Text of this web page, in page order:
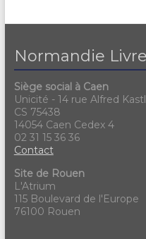
Normandie
Siège social à Caen
Unicité - 14 rue Alfred
CS 75438
14054 Caen Cedex 4
02 31 15 36 36
Contact
Site de Rouen
L'Atrium
115 Boulevard de l'Europe
76100 Rouen